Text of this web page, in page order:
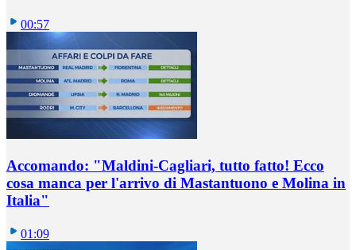
00:57
Accomando: "Maldini-Cagliari, tutto fatto! Ecco
cosa manca per l'arrivo di Mastantuono e Molina in
Italia"
01:09